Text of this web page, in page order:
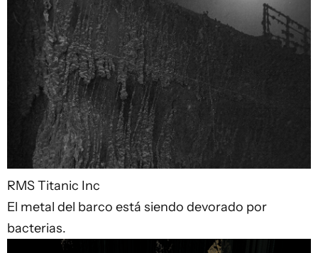
RMS Titanic Inc
El metal del barco está siendo devorado por
bacterias.